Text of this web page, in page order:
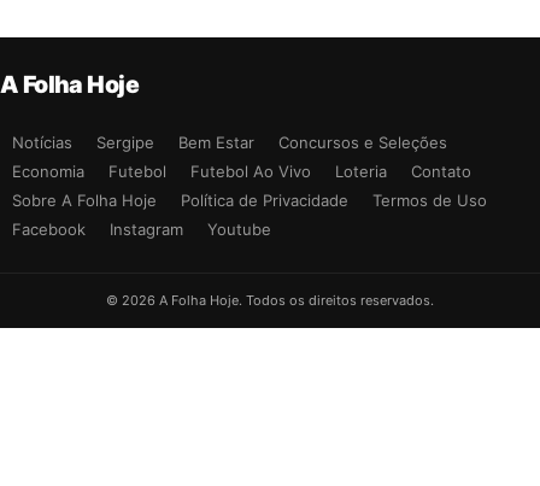
A Folha Hoje
Notícias Sergipe Bem Estar
Concursos e Seleções
Economia
Futebol Futebol Ao Vivo Loteria
Contato
Sobre A Folha Hoje
Política de Privacidade
Termos de Uso
Facebook
Instagram Youtube
© 2026 A Folha Hoje. Todos os direitos reservados.